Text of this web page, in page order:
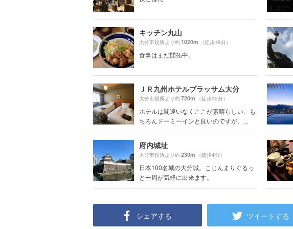
キッチン丸山
大分市役所より約1020m （徒歩18分）
食事はまだ開拓中。
ＪＲ九州ホテルブラッサム大分
大分市役所より約720m （徒歩12分）
ホテルは間違いなくここが素晴らしい。も
ちろんドーミーインと良いのですが、...
府内城址
大分市役所より約230m （徒歩4分）
日本100名城の大分城。こじんまりぐるっ
と一周が気軽に出来ます。
シェアする ツイートする